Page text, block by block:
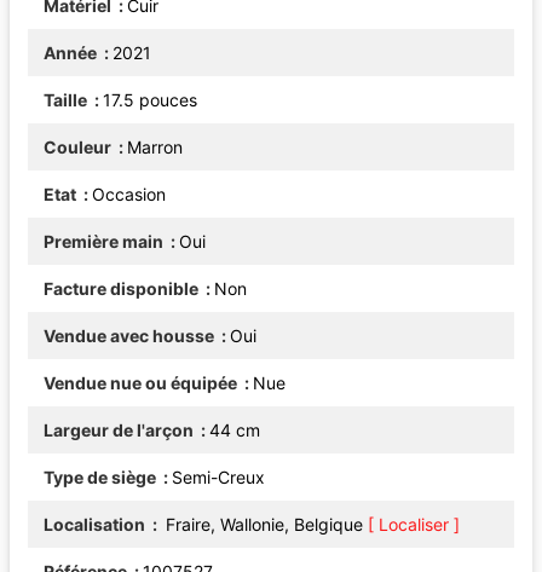
Matériel Cuir
Année 2021
Taille 17.5 pouces
Couleur Marron
Etat Occasion
Première main Oui
Facture disponible Non
Vendue avec housse Oui
Vendue nue ou équipée Nue
Largeur de l'arçon 44 cm
Type de siège Semi-Creux
Localisation Fraire, Wallonie, Belgique [ Localiser ]